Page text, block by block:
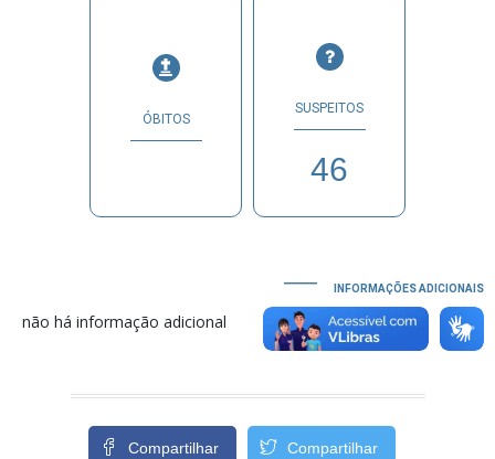
ÓBITOS
SUSPEITOS
46
INFORMAÇÕES ADICIONAIS
não há informação adicional
Compartilhar Compartilhar